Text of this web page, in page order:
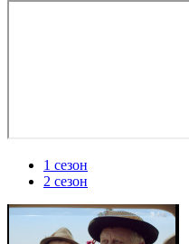
1 сезон
2 сезон